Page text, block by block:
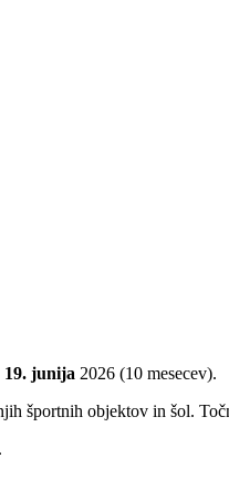
19. junija2026 (10 mesecev).
športnih objektov in šol.